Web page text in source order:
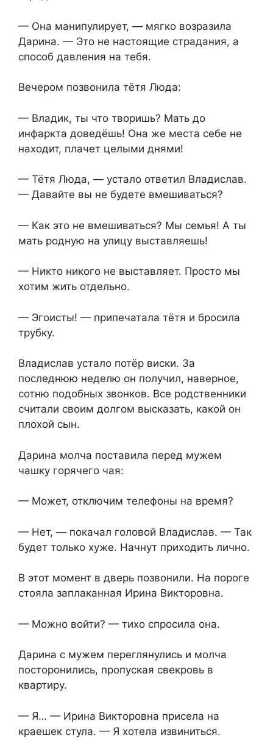
— Она манипулирует, — мягко возразила
Дарина. — Это не настоящие страдания, а
способ давления на тебя.
Вечером позвонила тётя Люда:
— Владик, ты что творишь? Мать до
инфаркта доведёшь! Она же места себе не
находит, плачет целыми днями!
— Тётя Люда, — устало ответил Владислав.
— Давайте вы не будете вмешиваться?
— Как это не вмешиваться? Мы семья! А ты
мать родную на улицу выставляешь!
— Никто никого не выставляет. Просто мы
хотим жить отдельно.
— Эгоисты! — припечатала тётя и бросила
трубку.
Владислав устало потёр виски. За
последнюю неделю он получил, наверное,
сотню подобных звонков. Все родственники
считали своим долгом высказать, какой он
плохой сын.
Дарина молча поставила перед мужем
чашку горячего чая:
— Может, отключим телефоны на время?
— Нет, — покачал головой Владислав. — Так
будет только хуже. Начнут приходить лично.
В этот момент в дверь позвонили. На пороге
стояла заплаканная Ирина Викторовна.
— Можно войти? — тихо спросила она.
Дарина с мужем переглянулись и молча
посторонились, пропуская свекровь в
квартиру.
— Я… — Ирина Викторовна присела на
краешек стула. — Я хотела извиниться.